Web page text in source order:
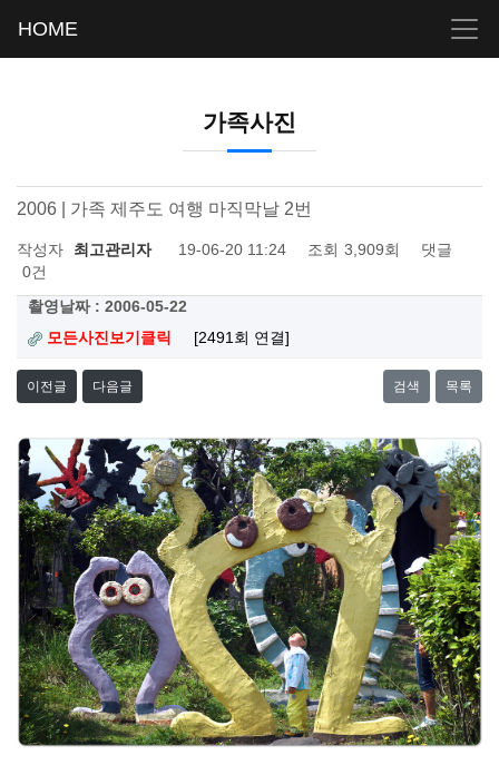
HOME
가족사진
2006 | 가족 제주도 여행 마직막날 2번
작성자 최고관리자 19-06-20 11:24 조회 3,909회
댓글
0건
촬영날짜 : 2006-05-22
모든사진보기클릭
[2491회 연결]
이전글 다음글 검색 목록